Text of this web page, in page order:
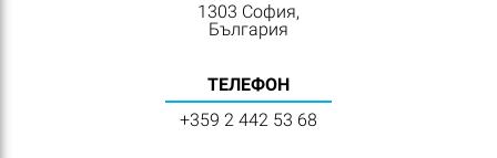
1303 София,
България
ТЕЛЕФОН
+359 2 442 53 68